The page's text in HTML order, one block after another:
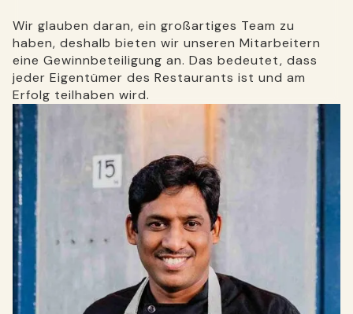
Wir glauben daran, ein großartiges Team zu
haben, deshalb bieten wir unseren Mitarbeitern
eine Gewinnbeteiligung an. Das bedeutet, dass
jeder Eigentümer des Restaurants ist und am
Erfolg teilhaben wird.